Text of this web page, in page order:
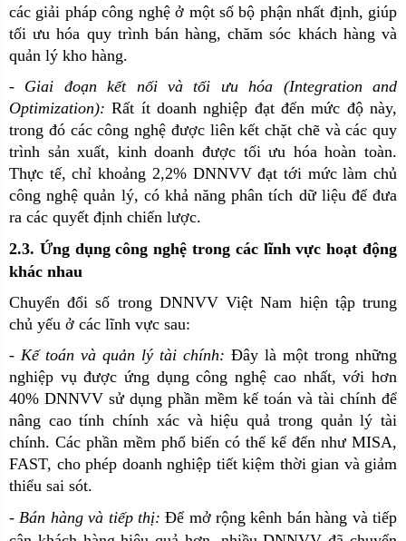
các giải pháp công nghệ ở một số bộ phận nhất định, giúp
tối ưu hóa quy trình bán hàng, chăm sóc khách hàng và
quản lý kho hàng.
- Giai đoạn kết nối và tối ưu hóa (Integration and
Optimization): Rất ít doanh nghiệp đạt đến mức độ này,
trong đó các công nghệ được liên kết chặt chẽ và các quy
trình sản xuất, kinh doanh được tối ưu hóa hoàn toàn.
Thực tế, chỉ khoảng 2,2% DNNVV đạt tới mức làm chủ
công nghệ quản lý, có khả năng phân tích dữ liệu để đưa
ra các quyết định chiến lược.
2.3. Ứng dụng công nghệ trong các lĩnh vực hoạt động
khác nhau
Chuyển đổi số trong DNNVV Việt Nam hiện tập trung
chủ yếu ở các lĩnh vực sau:
- Kế toán và quản lý tài chính: Đây là một trong những
nghiệp vụ được ứng dụng công nghệ cao nhất, với hơn
40% DNNVV sử dụng phần mềm kế toán và tài chính để
nâng cao tính chính xác và hiệu quả trong quản lý tài
chính. Các phần mềm phổ biến có thể kể đến như MISA,
FAST, cho phép doanh nghiệp tiết kiệm thời gian và giảm
thiểu sai sót.
- Bán hàng và tiếp thị: Để mở rộng kênh bán hàng và tiếp